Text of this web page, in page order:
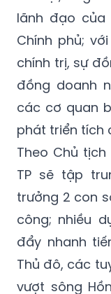
lãnh đạo của
Chính phủ;
chính trị, sự
đồng doanh
các cơ quan
phát triển tích
Theo Chủ tịch
TP sẽ tập
trưởng 2 con
công; nhiều
đẩy nhanh
Thủ đô, các
vượt sông